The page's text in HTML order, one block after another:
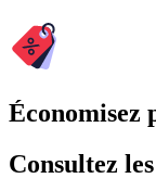
Économisez
Consultez